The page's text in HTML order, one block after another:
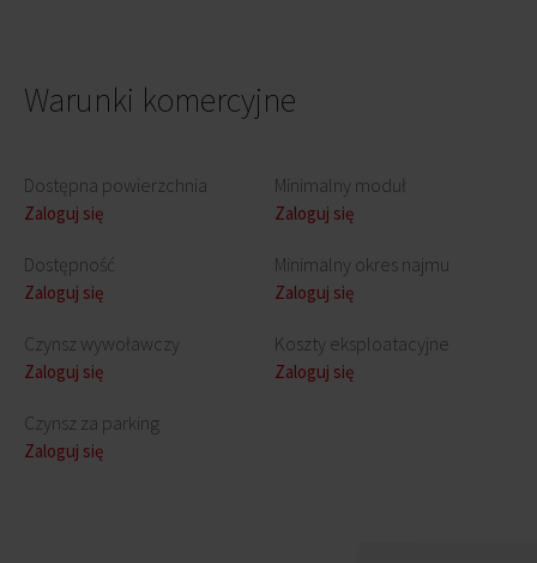
Warunki komercyjne
Dostępna powierzchnia
Zaloguj się
Dostępność
Zaloguj się
Czynsz wywoławczy
Zaloguj się
Czynsz za parking
Zaloguj się
Minimalny moduł
Zaloguj się
Minimalny okres najmu
Zaloguj się
Koszty eksploatacyjne
Zaloguj się